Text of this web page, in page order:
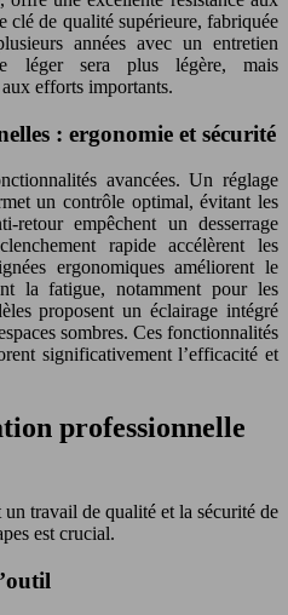
clé de qualité supérieure, fabriquée
années avec un entretien
léger sera plus légère, mais
efforts importants.
: ergonomie et sécurité
avancées. Un réglage
un contrôle optimal, évitant les
retour empêchent un desserrage
rapide accélèrent les
ergonomiques améliorent le
la fatigue, notamment pour les
proposent un éclairage intégré
sombres. Ces fonctionnalités
significativement l’efficacité et
professionnelle
travail de qualité et la sécurité de
est crucial.